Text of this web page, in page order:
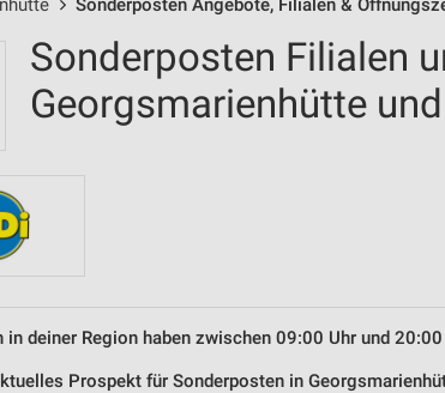
Sonderposten Angebote, Filialen &
Sonderposten Filialen
Georgsmarienhütte
in deiner Region haben zwischen 09:00 Uhr und
Prospekt für Sonderposten in